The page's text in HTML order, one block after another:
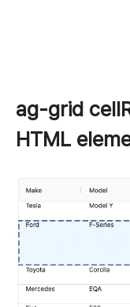
ag-grid
HTML